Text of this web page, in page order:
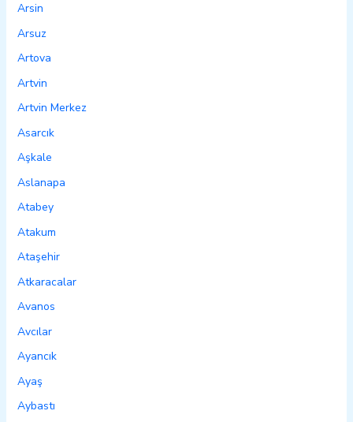
Arsin
Arsuz
Artova
Artvin
Artvin Merkez
Asarcık
Aşkale
Aslanapa
Atabey
Atakum
Ataşehir
Atkaracalar
Avanos
Avcılar
Ayancık
Ayaş
Aybastı